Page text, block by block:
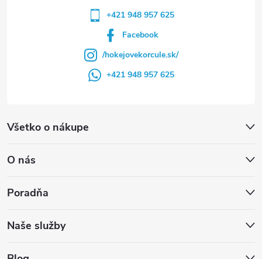
Všetko o nákupe
O nás
Poradňa
Naše služby
+421 948 957 625
Facebook
/hokejovekorcule.sk/
+421 948 957 625